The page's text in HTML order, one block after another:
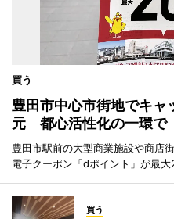
買う
豊田市中心市街地でキャ
元 都心活性化の一環で
豊田市駅前の大型商業施設や商店
電子クーポン「dポイント」が最
買う